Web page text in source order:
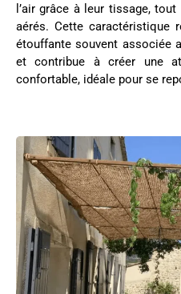
l’air grâce à leur tissage,
aérés. Cette caractéristique
étouffante souvent associée
et contribue à créer une
confortable, idéale pour se